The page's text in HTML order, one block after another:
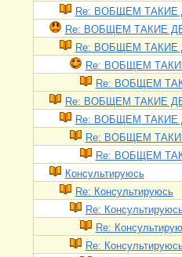
Re: ВОБЩЕМ ТАКИЕ
Re: ВОБЩЕМ ТАКИЕ
Re: ВОБЩЕМ ТАКИЕ
Re: ВОБЩЕМ
Re: ВОБЩЕМ
Re: ВОБЩЕМ ТАКИЕ
Re: ВОБЩЕМ ТАКИЕ
Re: ВОБЩЕМ
Re: ВОБЩЕМ
Консультируюсь
Re: Консультируюсь
Re:
Re:
Re: